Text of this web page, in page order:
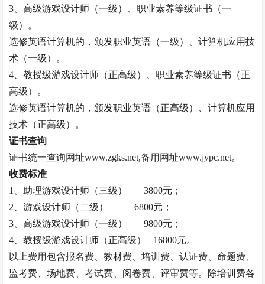
3、高级游戏设计师（一级）、职业素养等级证书（一
级）。
选修英语计算机的，颁发职业英语（一级）、计算机应用技
术（一级）。
4、教授级游戏设计师（正高级）、职业素养等级证书（正
高级）。
选修英语计算机的，颁发职业英语（正高级）、计算机应用
技术（正高级）。
证书查询
证书统一查询网址www.zgks.net,备用网址www.jypc.net。
收费标准
1、助理游戏设计师（三级）
3800元；
2、游戏设计师（二级）
6800元；
3、高级游戏设计师（一级）
9800元；
4、教授级游戏设计师（正高级）
16800元。
以上费用包含报名费、教材费、培训费、认证费、命题费、
监考费、场地费、考试费、阅卷费、评审费等。除培训费各